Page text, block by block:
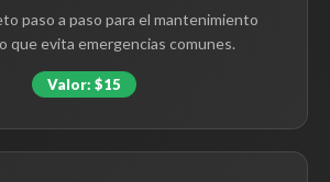
paso a paso para el mantenimiento
que evita emergencias comunes.
Valor: $15